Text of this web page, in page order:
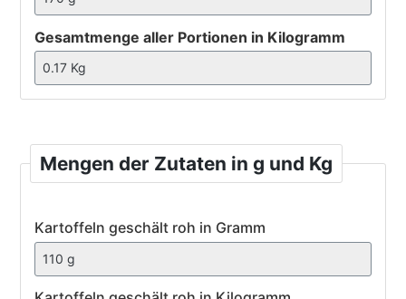
Gesamtmenge aller Portionen in Kilogramm
Mengen der Zutaten in g und Kg
Kartoffeln
geschält
roh
Kartoffeln geschält roh in Gramm